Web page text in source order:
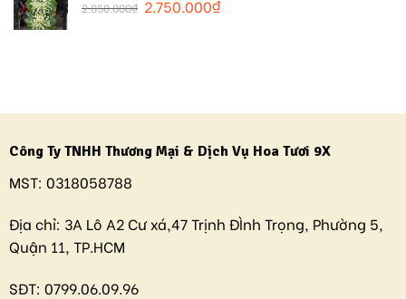
2.850.000₫ 2.750.000₫
Công Ty TNHH Thương Mại & Dịch Vụ Hoa Tươi 9X
MST: 0318058788
Địa chỉ: 3A Lô A2 Cư xá,47 Trịnh ĐÌnh Trọng, Phường 5,
Quận 11, TP.HCM
SĐT: 0799.06.09.96